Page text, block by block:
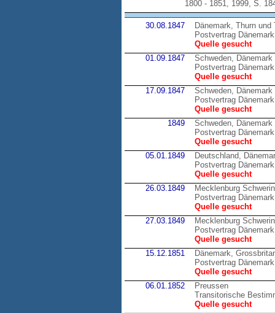
1800 - 1851, 1999, S.
30.08.1847
Dänemark, Thurn und
Postvertrag
Quelle gesucht
01.09.1847
Schweden, Dänemark
Postvertrag
Quelle gesucht
17.09.1847
Schweden, Dänemark
Postvertrag
Quelle gesucht
1849
Schweden, Dänemark
Postvertrag
Quelle gesucht
05.01.1849
Deutschland,
Postvertrag
Quelle gesucht
26.03.1849
Mecklenburg
Postvertrag
Quelle gesucht
27.03.1849
Mecklenburg
Postvertrag
Quelle gesucht
15.12.1851
Dänemark,
Postvertrag
Quelle gesucht
06.01.1852
Preussen
Transitorische
Quelle gesucht